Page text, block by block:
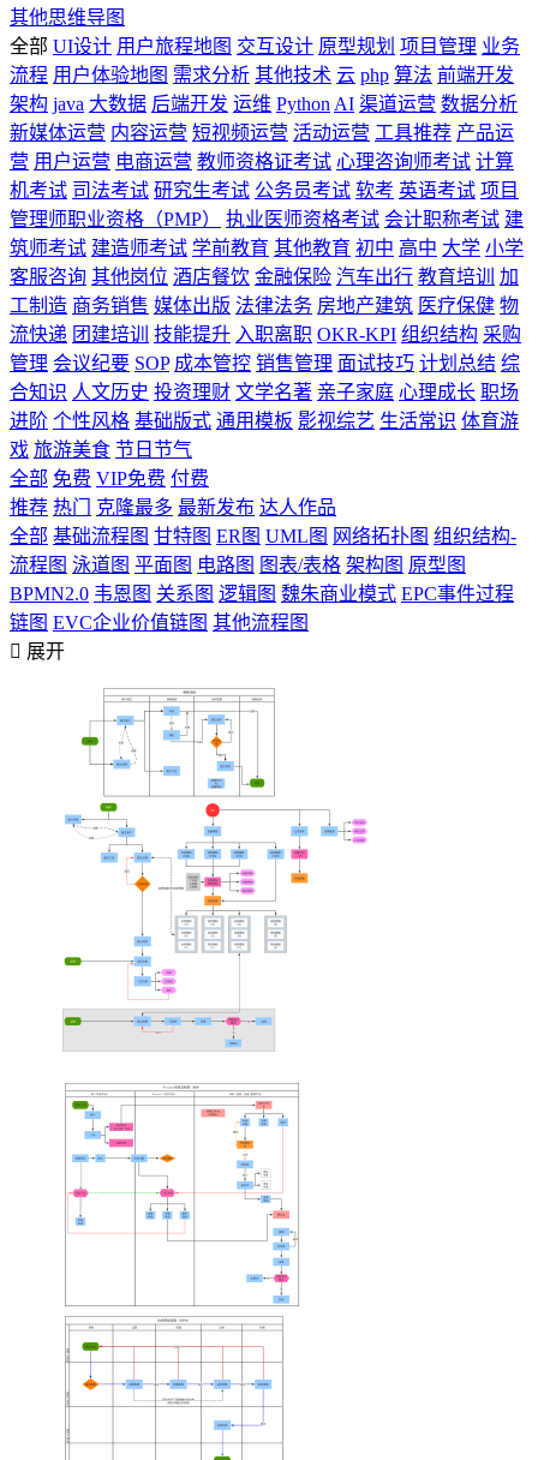
其他思维导图
全部 UI设计 用户旅程地图 交互设计 原型规划 项目管理 业务
流程 用户体验地图 需求分析 其他技术 云 php 算法 前端开发
架构 java 大数据 后端开发 运维 Python AI 渠道运营 数据分析
新媒体运营 内容运营 短视频运营 活动运营 工具推荐 产品运
营 用户运营 电商运营 教师资格证考试 心理咨询师考试 计算
机考试 司法考试 研究生考试 公务员考试 软考 英语考试 项目
管理师职业资格（PMP）
执业医师资格考试 会计职称考试 建
筑师考试 建造师考试 学前教育 其他教育 初中 高中 大学 小学
客服咨询 其他岗位 酒店餐饮 金融保险 汽车出行 教育培训
加
工制造 商务销售 媒体出版 法律法务 房地产建筑 医疗保健 物
流快递 团建培训 技能提升 入职离职 OKR-KPI 组织结构 采购
管理 会议纪要 SOP 成本管控 销售管理 面试技巧 计划总结 综
合知识 人文历史 投资理财 文学名著 亲子家庭 心理成长 职场
进阶 个性风格 基础版式 通用模板 影视综艺 生活常识 体育游
戏 旅游美食 节日节气
全部 免费 VIP免费 付费
推荐 热门 克隆最多 最新发布 达人作品
全部 基础流程图 甘特图 ER图 UML图 网络拓扑图 组织结构-
流程图 泳道图 平面图 电路图 图表/表格 架构图 原型图
BPMN2.0 韦恩图 关系图 逻辑图 魏朱商业模式 EPC事件过程
链图 EVC企业价值链图 其他流程图
 展开